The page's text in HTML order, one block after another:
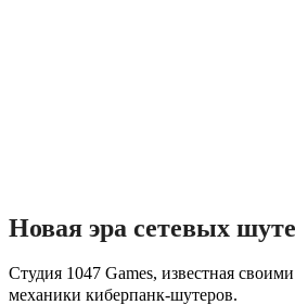
Новая эра сетевых
Студия 1047 Games, известная
механики киберпанк-шутеров.